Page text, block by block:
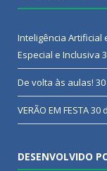
Inteligência Artificial
Especial e Inclusiva
De volta às aulas!
VERÃO EM FESTA30
DESENVOLVIDO